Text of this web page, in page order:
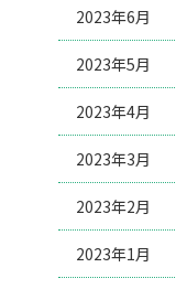
2023年6月
2023年5月
2023年4月
2023年3月
2023年2月
2023年1月